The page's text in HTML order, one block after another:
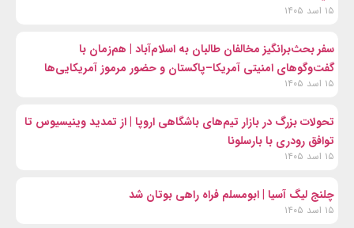
۱۵ اسد ۱۴۰۵
سفر بحث‌برانگیز مخالفان طالبان به اسلام‌آباد | هم‌زمان با
گفت‌وگوهای امنیتی آمریکا–پاکستان و حضور مرموز آمریکایی‌ها
۱۵ اسد ۱۴۰۵
تحولات بزرگ در بازار تیم‌های باشگاهی اروپا | از تمدید وینیسیوس تا
توافق رودری با بارسلونا
۱۵ اسد ۱۴۰۵
چلنج لیگ آسیا | ابومسلم فراه راهی بوتان شد
۱۵ اسد ۱۴۰۵